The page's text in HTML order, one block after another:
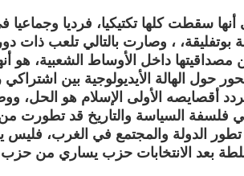
سقطت كلها تكتيكيا، فرديا
بوتفليقة، ، وصارت بالتالي تلعب ذات
داخل الأوساط الشعبية، هو
حول الهالة الأيديولوجية بين اشتراكي
أقصايصه الأولى الإسلام هو الحل،
فلسفة السياسة والتاريخ قد تطورت
تطور الدولة والمجتمع في الغرب، فليس